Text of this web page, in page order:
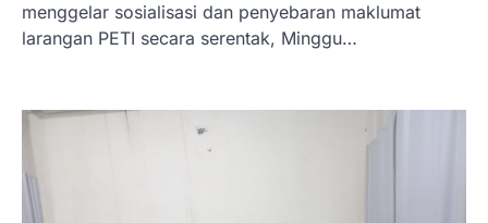
menggelar sosialisasi dan penyebaran maklumat
larangan PETI secara serentak, Minggu…